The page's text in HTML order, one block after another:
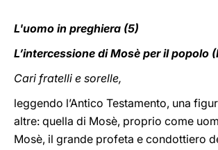
L'uomo in preghiera (5)
L’intercessione di Mosè per il popolo
Cari fratelli e sorelle,
leggendo l’Antico Testamento, una
altre: quella di Mosè, proprio come
Mosè, il grande profeta e condottiero